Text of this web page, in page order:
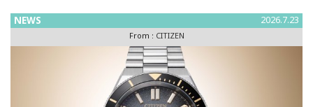
NEWS 2026.7.23
From : CITIZEN